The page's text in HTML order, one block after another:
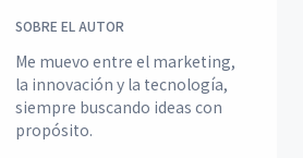
SOBRE EL AUTOR
Me muevo entre el marketing,
la innovación y la tecnología,
siempre buscando ideas con
propósito.